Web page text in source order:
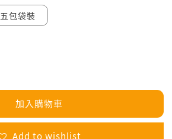
五包袋裝
加入購物車
Add to wishlist